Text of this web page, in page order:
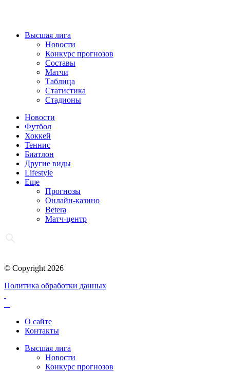
Высшая лига
Новости
Конкурс прогнозов
Составы
Матчи
Таблица
Статистика
Стадионы
Новости
Футбол
Хоккей
Теннис
Биатлон
Другие виды
Lifestyle
Еще
Прогнозы
Онлайн-казино
Betera
Матч-центр
© Copyright 2026
Политика обработки данных
О сайте
Контакты
Высшая лига
Новости
Конкурс прогнозов